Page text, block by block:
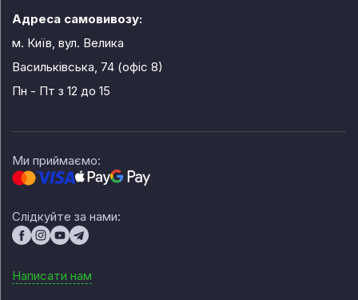
Адреса самовивозу:
м. Київ, вул. Велика
Васильківська, 74 (офіс 8)
Пн - Пт з 12 до 15
Ми приймаємо:
Слідкуйте за нами:
Написати нам